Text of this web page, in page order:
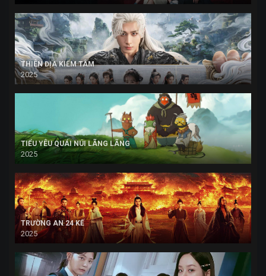
THIÊN ĐỊA KIẾM TÂM
2025
TIỂU YÊU QUÁI NÚI LÃNG LÃNG
2025
TRƯỜNG AN 24 KẾ
2025